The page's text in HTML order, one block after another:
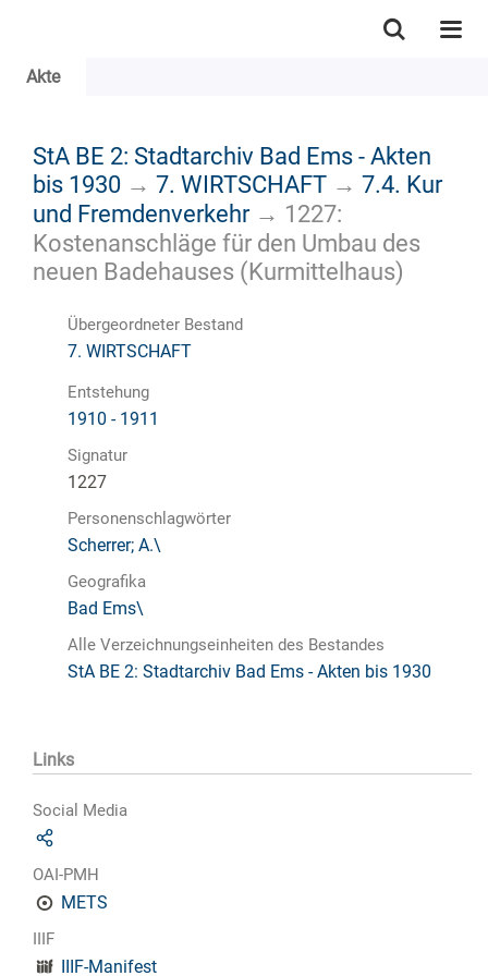
Akte
StA BE 2: Stadtarchiv Bad Ems - Akten
bis 1930 → 7. WIRTSCHAFT → 7.4. Kur
und Fremdenverkehr→ 1227:
Kostenanschläge für den Umbau des
neuen Badehauses (Kurmittelhaus)
Übergeordneter Bestand
7. WIRTSCHAFT
Entstehung
1910 - 1911
Signatur
1227
Personenschlagwörter
Scherrer; A.\
Geografika
Bad Ems\
Alle Verzeichnungseinheiten des Bestandes
StA BE 2: Stadtarchiv Bad Ems - Akten bis 1930
Links
Social Media
OAI-PMH
METS
IIIF
IIIF-Manifest